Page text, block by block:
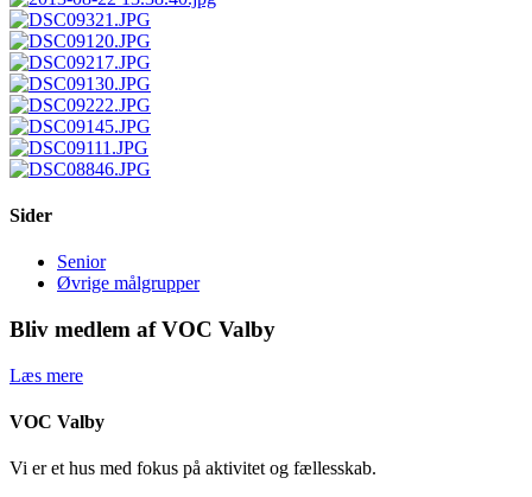
Sider
Senior
Øvrige målgrupper
Bliv medlem af VOC Valby
Læs mere
VOC Valby
Vi er et hus med fokus på aktivitet og fællesskab.